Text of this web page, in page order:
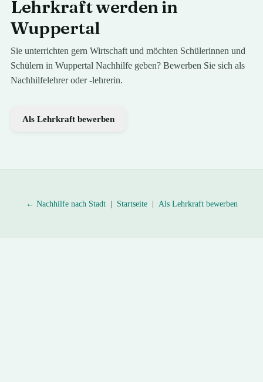
Lehrkraft werden in
Wuppertal
Sie unterrichten gernWirtschaft und möchten Schülerinnen und
Schülern inWuppertal Nachhilfe geben? Bewerben Sie sich als
Nachhilfelehrer oder -lehrerin.
Als Lehrkraft bewerben
← Nachhilfe nach Stadt Startseite Als Lehrkraft bewerben